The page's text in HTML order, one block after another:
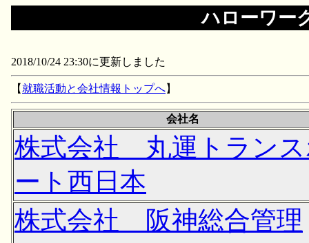
ハローワー
2018/10/24 23:30に更新しました
【 就職活動と会社情報トップへ】
会社名
株式会社 丸運トラン
ート西日本
株式会社 阪神総合管理